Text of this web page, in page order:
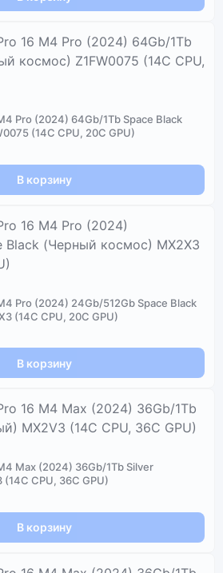
Pro (2024) 64Gb/1Tb Space Black
(14C CPU, 20C GPU)
В корзину
Pro (2024) 24Gb/512Gb Space Black
(14C CPU, 20C GPU)
В корзину
Max (2024) 36Gb/1Tb Silver
CPU, 36C GPU)
В корзину